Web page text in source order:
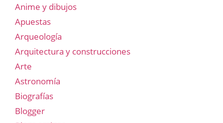
Anime y dibujos
Apuestas
Arqueología
Arquitectura y construcciones
Arte
Astronomía
Biografías
Blogger